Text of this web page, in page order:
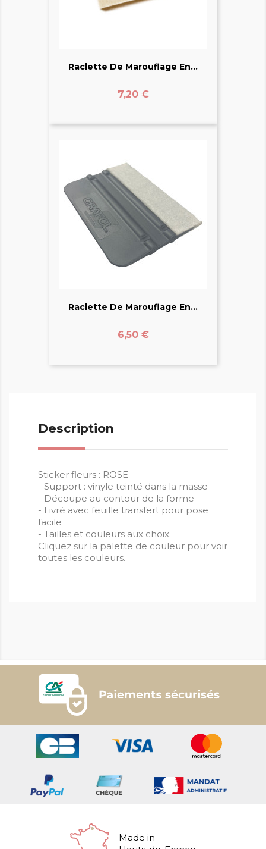
Raclette De Marouflage En...
Prix
7,20 €
Raclette De Marouflage En...
Prix
6,50 €
Description
Sticker fleurs : ROSE
- Support : vinyle teinté dans la masse
- Découpe au contour de la forme
- Livré avec feuille transfert pour pose
facile
- Tailles et couleurs aux choix.
Cliquez sur la palette de couleur pour voir
toutes les couleurs.
Made in